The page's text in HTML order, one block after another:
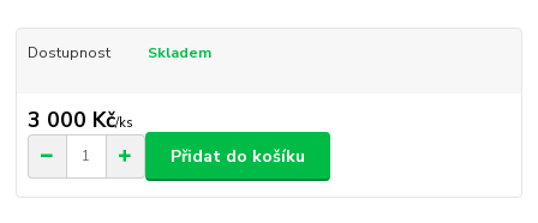
Dostupnost Skladem
3 000 Kč/ks
Přidat do košíku